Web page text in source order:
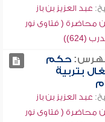
عبد العزيز بن باز
محاضرة ( فتاوى نور
(624))
حكم
بتربية
عبد العزيز بن باز
محاضرة ( فتاوى نور